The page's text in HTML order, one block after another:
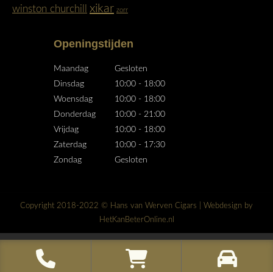
winston churchill xikar zorr
Openingstijden
Maandag
Gesloten
Dinsdag
10:00 - 18:00
Woensdag
10:00 - 18:00
Donderdag
10:00 - 21:00
Vrijdag
10:00 - 18:00
Zaterdag
10:00 - 17:30
Zondag
Gesloten
Copyright 2018-2022 © Hans van Werven Cigars | Webdesign by
HetKanBeterOnline.nl